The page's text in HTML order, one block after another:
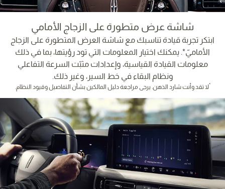
شاشة عرض متطورة على الزجاج الأمامي
ابتكر تجربة قيادة تناسبك مع شاشة العرض المتطورة على الزجاج
الأماميّ*. يمكنك اختيار المعلومات التي تود رؤيتها، بما في ذلك
معلومات القيادة القياسية، وإعدادات مثبّت السرعة التفاعلي
ونظام البقاء في خط السير، وغير ذلك.
*لا تقد وأنت شارد الذهن. يرجى مراجعة دليل المالكين بشأن التفاصيل وقيود النظام.